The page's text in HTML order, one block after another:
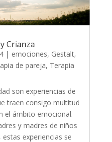
Crianza
| emociones, Gestalt,
de pareja, Terapia
son experiencias de
traen consigo multitud
el ámbito emocional.
y madres de niños
experiencias se